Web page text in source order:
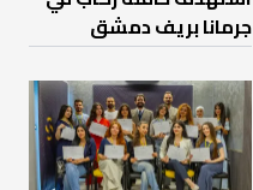
جرمانا بريف دمشق